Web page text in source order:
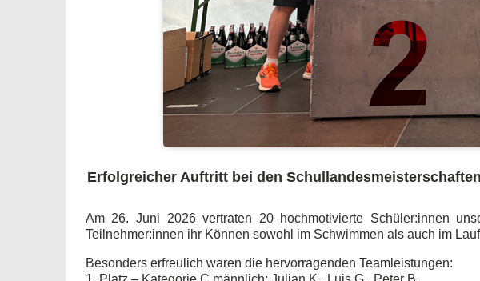
Erfolgreicher Auftritt bei den
Am 26. Juni 2026 vertraten 20 hochmotivierte Schüler:innen
Teilnehmer:innen ihr Können sowohl im Schwimmen als auch im
Besonders erfreulich waren die hervorragenden Teamleistungen: